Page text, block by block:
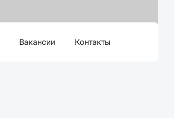
Вакансии Контакты